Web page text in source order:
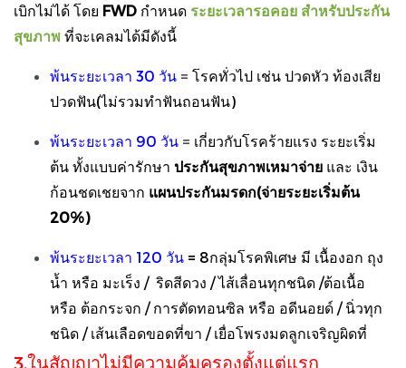
เบิกไม่ได้ โดย FWD กำหนด ระยะเวลารอคอย สำหรับประกัน
สุขภาพ ที่จะเคลมได้มีดังนี้
พ้นระยะเวลา 30 วัน = โรคทั่วไป เช่น ปวดหัว ท้องเสีย
ปวดฟัน(ไม่รวมทำฟันถอนฟัน)
พ้นระยะเวลา 90 วัน = เกี่ยวกับโรคร้ายแรง ระยะเริ่ม
ต้น ทั้งแบบค่ารักษา ประกันสุขภาพเหมาจ่าย และ เงิน
ก้อนชดเชยจาก แผนประกันมรดก(จ่ายระยะเริ่มต้น
20%)
พ้นระยะเวลา 120 วัน = 8กลุ่มโรคพิเศษ มี เนื้องอก ถุง
น้ำ หรือ มะเร็ง / ริดสีดวง / ไส้เลื่อนทุกชนิด /ต้อเนื้อ
หรือ ต้อกระจก / การตัดทอนซิล หรือ อดีนอยด์ / นิ่วทุก
ชนิด / เส้นเลือดขอดที่ขา / เยื่อโพรงมดลูกเจริญผิดที่
3.ในสัญญาไม่มีความคุ้มครองตั้งแต่แรก